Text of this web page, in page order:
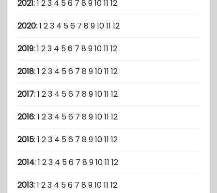
2021:1 23 4 56 7 8 91011 12
2020:1 23 4 56 7 8 91011 12
2019:1 23 4 56 7 8 91011 12
2018:1 23 4 56 7 8 91011 12
2017:1 23 4 56 7 8 91011 12
2016:1 23 4 56 7 8 91011 12
2015:1 23 4 56 7 8 91011 12
2014:1 23 4 56 7 8 91011 12
2013:1 23 4 56 7 8 91011 12